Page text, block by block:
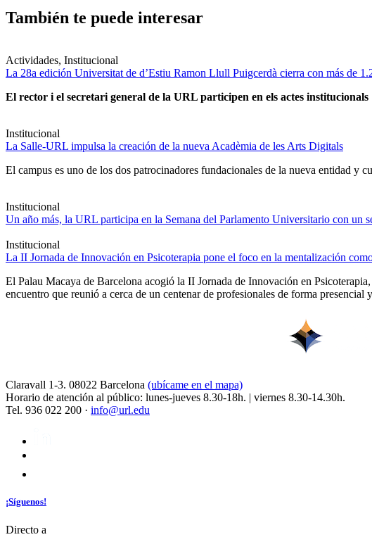
También te puede interesar
Actividades, Institucional
La 28a edición Universitat de d’Estiu Ramon Llull Puigcerdà cierra con más de
El rector i el secretari general de la URL participen en els actes institucionals
Institucional
La Salle-URL impulsa la creación de la nueva Acadèmia de les Arts Digitals
El campus es uno de los dos patrocinadores fundacionales de la nueva entidad y
Institucional
Un año más, la URL participa en la Semana del Parlamento Universitario con un
Institucional
La II Jornada de Innovación en Psicoterapia pone el foco en la mentalización
El Palau Macaya de Barcelona acogió la II Jornada de Innovación en
encuentro que reunió a cerca de un centenar de profesionales de forma presencial
Claravall 1-3. 08022 Barcelona (ubícame en el mapa)
Horario de atención al público: lunes-jueves 8.30-18h. | viernes 8.30-14.30h.
Tel. 936 022 200 · info@url.edu
¡Síguenos!
Directo a